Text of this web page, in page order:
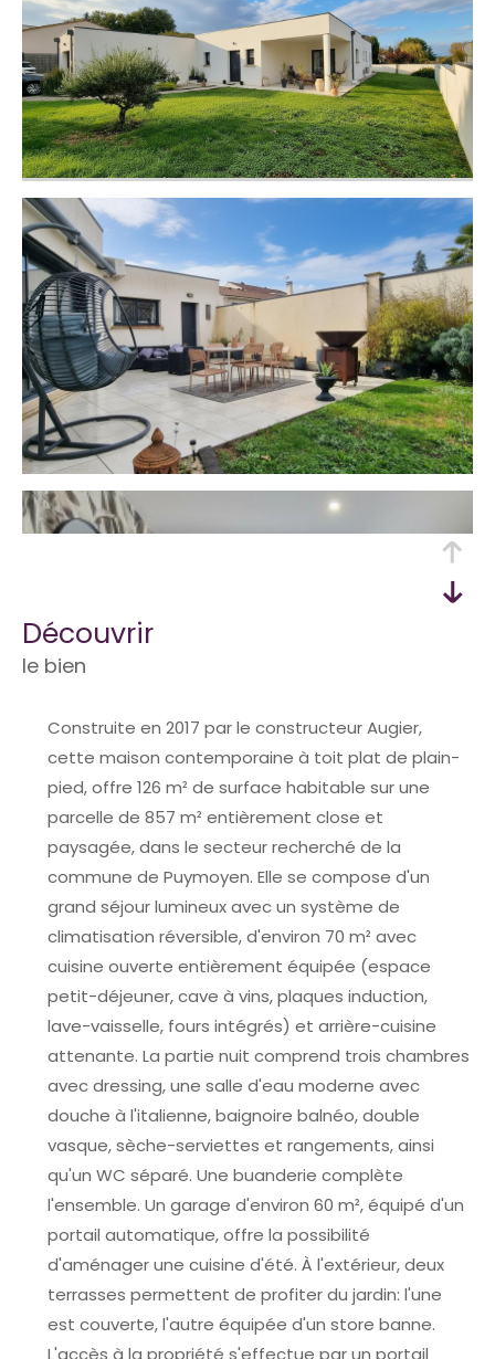
découvrir
le bien
Construite en 2017 par le constructeur Augier,
cette maison contemporaine à toit plat de plain-
pied, offre 126 m² de surface habitable sur une
parcelle de 857 m² entièrement close et
paysagée, dans le secteur recherché de la
commune de Puymoyen. Elle se compose d'un
grand séjour lumineux avec un système de
climatisation réversible, d'environ 70 m² avec
cuisine ouverte entièrement équipée (espace
petit-déjeuner, cave à vins, plaques induction,
lave-vaisselle, fours intégrés) et arrière-cuisine
attenante. La partie nuit comprend trois chambres
avec dressing, une salle d'eau moderne avec
douche à l'italienne, baignoire balnéo, double
vasque, sèche-serviettes et rangements, ainsi
qu'un WC séparé. Une buanderie complète
l'ensemble. Un garage d'environ 60 m², équipé d'un
portail automatique, offre la possibilité
d'aménager une cuisine d'été. À l'extérieur, deux
terrasses permettent de profiter du jardin: l'une
est couverte, l'autre équipée d'un store banne.
L'accès à la propriété s'effectue par un portail